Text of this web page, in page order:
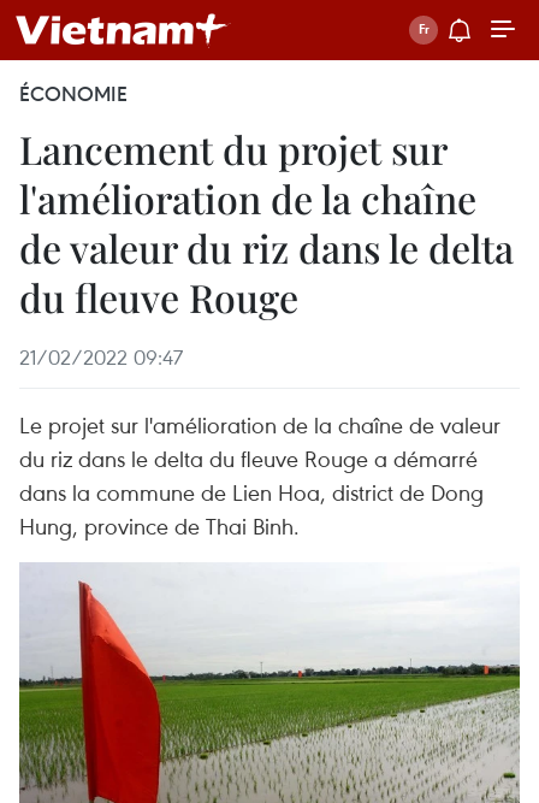
ÉCONOMIE
Lancement du projet sur
l'amélioration de la chaîne
de valeur du riz dans le delta
du fleuve Rouge
21/02/2022 09:47
Le projet sur l'amélioration de la chaîne de valeur
du riz dans le delta du fleuve Rouge a démarré
dans la commune de Lien Hoa, district de Dong
Hung, province de Thai Binh.